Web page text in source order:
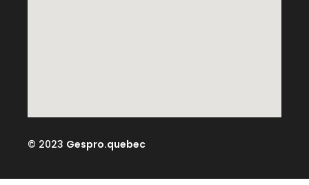
© 2023 Gespro.quebec